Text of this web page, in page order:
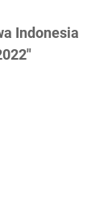
Indonesia